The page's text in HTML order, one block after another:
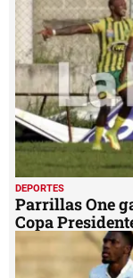
DEPORTES
Parrillas One
Copa